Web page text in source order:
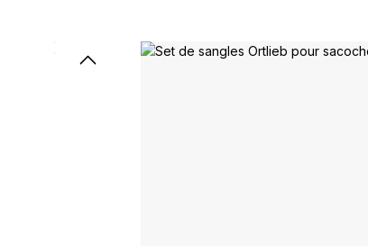
Ignorer la galerie d'images